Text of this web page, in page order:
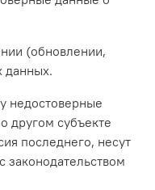
(обновлении,
данных.
недостоверные
другом субъекте
последнего, несут
законодательством